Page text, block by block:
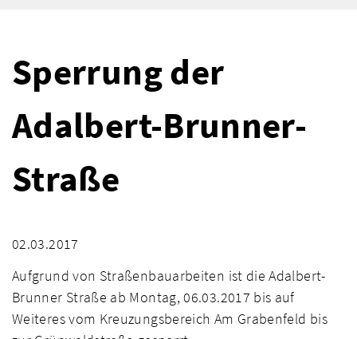
Sperrung der
Adalbert-Brunner-
Straße
02.03.2017
Aufgrund von Straßenbauarbeiten ist die Adalbert-
Brunner Straße ab Montag, 06.03.2017 bis auf
Weiteres vom Kreuzungsbereich Am Grabenfeld bis